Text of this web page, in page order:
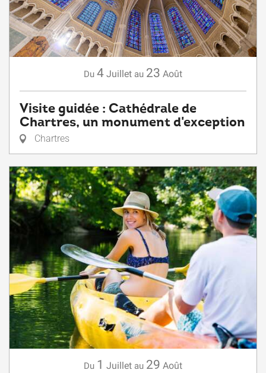
Du 4 Juillet au 23 Août
Visite guidée : Cathédrale de
Chartres, un monument d'exception
Chartres
Du 1 Juillet au 29 Août